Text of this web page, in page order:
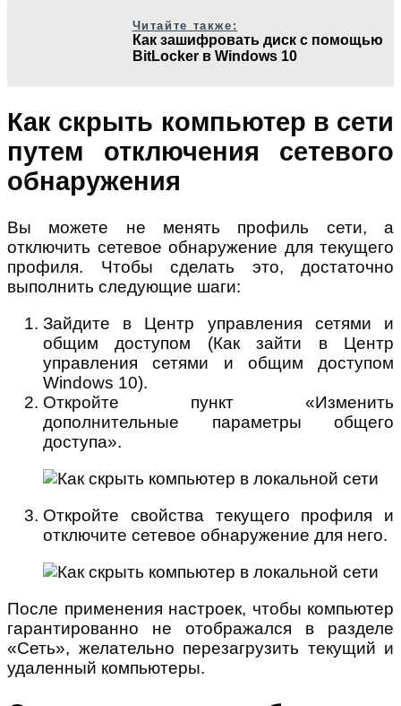
Читайте также:
Как зашифровать диск с помощью
BitLocker в Windows 10
Как скрыть компьютер в сети
путем отключения сетевого
обнаружения
Вы можете не менять профиль сети, а
отключить сетевое обнаружение для текущего
профиля. Чтобы сделать это, достаточно
выполнить следующие шаги:
Зайдите в Центр управления сетями и
общим доступом (Как зайти в Центр
управления сетями и общим доступом
Windows 10).
Откройте пункт «Изменить
дополнительные параметры общего
доступа».
Откройте свойства текущего профиля и
отключите сетевое обнаружение для него.
После применения настроек, чтобы компьютер
гарантированно не отображался в разделе
«Сеть», желательно перезагрузить текущий и
удаленный компьютеры.